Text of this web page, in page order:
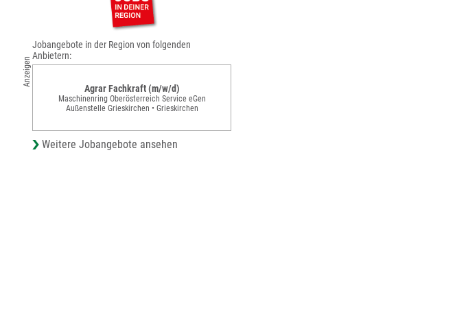
Anzeigen
Jobangebote in der Region von folgenden
Anbietern:
Agrar Fachkraft (m/w/d)
Maschinenring Oberösterreich Service eGen
Außenstelle Grieskirchen • Grieskirchen
Weitere Jobangebote ansehen